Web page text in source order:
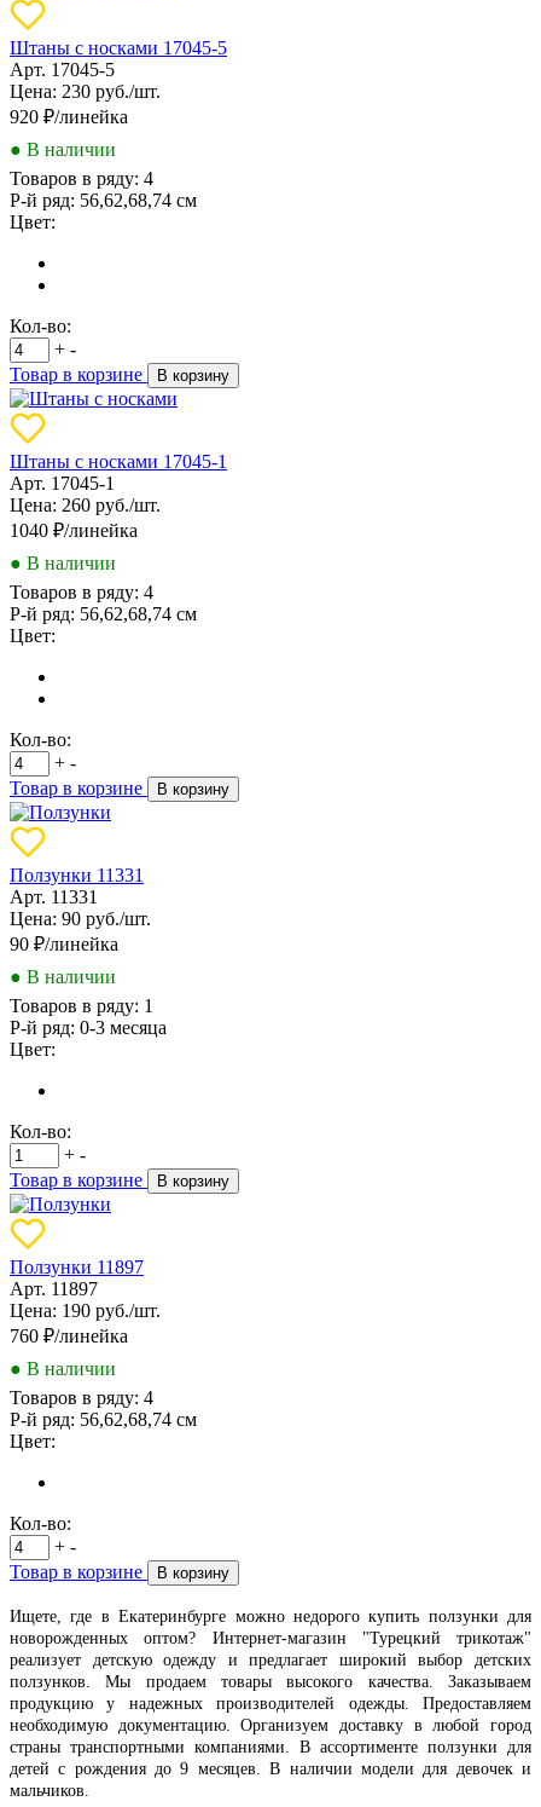
Штаны с носками 17045-5
Арт. 17045-5
Цена: 230 руб./шт.
920 ₽/линейка
● В наличии
Товаров в ряду: 4
Р-й ряд: 56,62,68,74 см
Цвет:
Кол-во:
+ -
Товар в корзине
В корзину
Штаны с носками 17045-1
Арт. 17045-1
Цена: 260 руб./шт.
1040 ₽/линейка
● В наличии
Товаров в ряду: 4
Р-й ряд: 56,62,68,74 см
Цвет:
Кол-во:
+ -
Товар в корзине
В корзину
Ползунки 11331
Арт. 11331
Цена: 90 руб./шт.
90 ₽/линейка
● В наличии
Товаров в ряду: 1
Р-й ряд: 0-3 месяца
Цвет:
Кол-во:
+ -
Товар в корзине
В корзину
Ползунки 11897
Арт. 11897
Цена: 190 руб./шт.
760 ₽/линейка
● В наличии
Товаров в ряду: 4
Р-й ряд: 56,62,68,74 см
Цвет:
Кол-во:
+ -
Товар в корзине
В корзину
Ищете, где в Екатеринбурге можно недорого купить ползунки для
новорожденных оптом? Интернет-магазин "Турецкий трикотаж"
реализует детскую одежду и предлагает широкий выбор детских
ползунков. Мы продаем товары высокого качества. Заказываем
продукцию у надежных производителей одежды. Предоставляем
необходимую документацию. Организуем доставку в любой город
страны транспортными компаниями. В ассортименте ползунки для
детей с рождения до 9 месяцев. В наличии модели для девочек и
мальчиков.